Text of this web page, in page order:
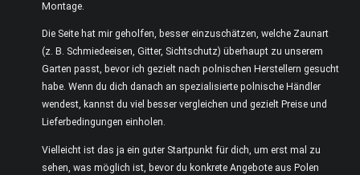
Montage.
Die Seite hat mir geholfen, besser einzuschätzen, welche Zaunart
(z. B. Schmiedeeisen, Gitter, Sichtschutz) überhaupt zu unserem
Garten passt, bevor ich gezielt nach polnischen Herstellern gesucht
habe. Wenn du dich danach an spezialisierte polnische Händler
wendest, kannst du viel besser vergleichen und gezielt Preise und
Lieferbedingungen einholen.
Vielleicht ist das ja ein guter Startpunkt für dich, um erst mal zu
sehen, was möglich ist, bevor du konkrete Angebote aus Polen